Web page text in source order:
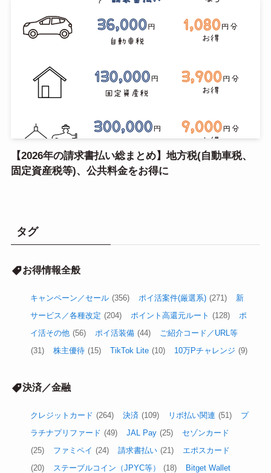
【2026年の請求書払い総まとめ】地方税(自動車税、
固定資産税等)、公共料金をお得に
タグ
お得情報全般
キャンペーン／セール (356) ポイ活案件(厳選系) (271)
新
サービス／各種改定 (204) ポイント高還元ルート (128)
ポ
イ活その他 (56) ポイ活装備 (44)
ご紹介コード／URL等
(31)
株主優待 (15) TikTok Lite (10) 10万Pチャレンジ (9)
決済／金融
クレジットカード (264) 決済 (109) リボ払い関連 (51)
プ
ラチナプリファード (49) JAL Pay (25)
セゾンカード
(25)
ファミペイ (24) 請求書払い (21)
エポスカード
(20)
ステーブルコイン（JPYC等） (18)
Bitget Wallet